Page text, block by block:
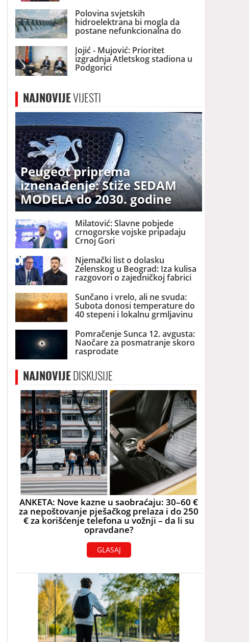
Polovina svjetskih
hidroelektrana bi mogla da
postane nefunkcionalna do
2060. godine
Jojić - Mujović: Prioritet
izgradnja Atletskog stadiona u
Podgorici
NAJNOVIJEVIJESTI
Peugeot priprema
iznenađenje: Stiže SEDAM
MODELA do 2030. godine
Milatović: Slavne pobjede
crnogorske vojske pripadaju
Crnoj Gori
Njemački list o dolasku
Zelenskog u Beograd: Iza kulisa
razgovori o zajedničkoj fabrici
dronova u Srbiji
Sunčano i vrelo, ali ne svuda:
Subota donosi temperature do
40 stepeni i lokalnu grmljavinu
Pomračenje Sunca 12. avgusta:
Naočare za posmatranje skoro
rasprodate
NAJNOVIJEDISKUSIJE
ANKETA: Nove kazne u saobraćaju: 30–60 €
za nepoštovanje pješačkog prelaza i do 250
€ za korišćenje telefona u vožnji – da li su
opravdane?
GLASAJ